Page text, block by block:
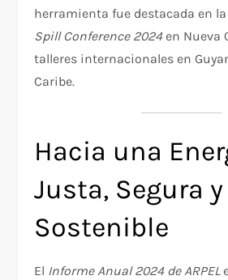
herramienta fue destacada en la
Spill Conference 2024en Nueva
talleres internacionales en
Caribe.
Hacia una
Justa, Segura y
Sostenible
El Informe Anual 2024 de ARPEL